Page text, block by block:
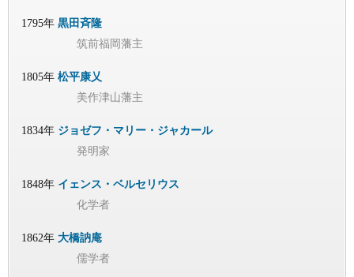
1795年 黒田斉隆
筑前福岡藩主
1805年 松平康乂
美作津山藩主
1834年 ジョゼフ・マリー・ジャカール
発明家
1848年 イェンス・ベルセリウス
化学者
1862年 大橋訥庵
儒学者